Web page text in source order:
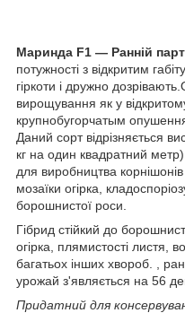
Маринда F1 — Ранній
потужності з відкритим
гіркоти і дружно
вирощування як у
крупнобугорчатым
Даний сорт відрізняється
кг на один квадратний
для виробництва корнішонів
мозаїки огірка,
борошнистої роси.
Гібрид стійкий до
огірка, плямистості листя,
багатьох інших хвороб. ,
урожай з'являється на 56
Придатний для